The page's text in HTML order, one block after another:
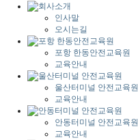
인사말
오시는길
포항 한동안전교육원
교육안내
울산터미널 안전교육원
교육안내
안동터미널 안전교육원
교육안내